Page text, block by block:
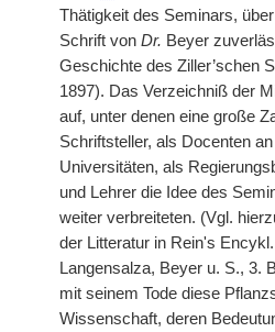
Thätigkeit des Seminars,
Schrift von Dr. Beyer
Geschichte des Ziller’schen
1897). Das Verzeichniß der
auf, unter denen eine große
Schriftsteller, als Docenten
Universitäten, als
und Lehrer die Idee des
weiter verbreiteten. (Vgl.
der Litteratur in Rein's
Langensalza, Beyer u. S., 3.
mit seinem Tode diese
Wissenschaft, deren